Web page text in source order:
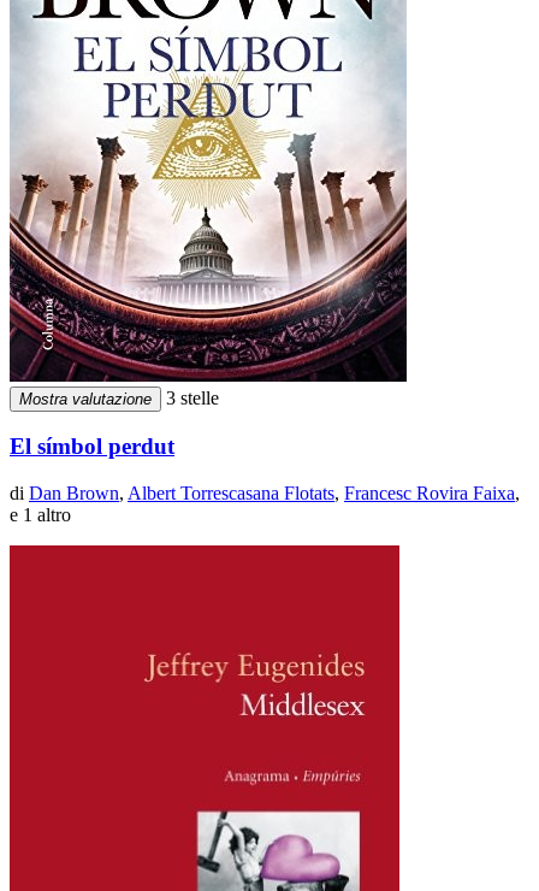
Mostra valutazione 3 stelle
El símbol perdut
di Dan Brown, Albert Torrescasana Flotats, Francesc Rovira Faixa,
e 1 altro